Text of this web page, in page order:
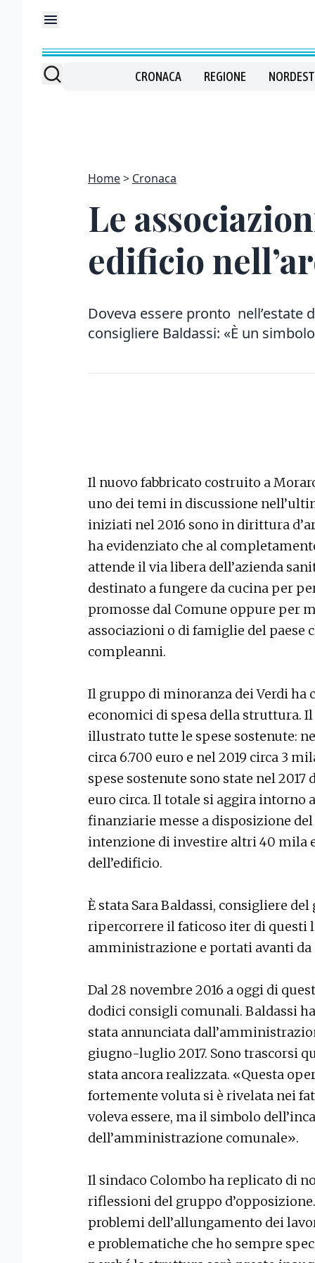
CRONACA REGIONE NORDEST
Home Cronaca
Le
edificio
Doveva essere pronto nell’estate
consigliere Baldassi: «È un
Il nuovo fabbricato costruito a
uno dei temi in discussione
iniziati nel 2016 sono in dirittura
ha evidenziato che al
attende il via libera dell’azienda
destinato a fungere da cucina per
promosse dal Comune oppure per
associazioni o di famiglie del paese
compleanni.
Il gruppo di minoranza dei Verdi ha
economici di spesa della struttura.
illustrato tutte le spese sostenute:
circa 6.700 euro e nel 2019 circa 3
spese sostenute sono state nel 2017
euro circa. Il totale si aggira intorno
finanziarie messe a disposizione
intenzione di investire altri 40 mila
dell’edificio.
È stata Sara Baldassi, consigliere
ripercorrere il faticoso iter di questi
amministrazione e portati avanti da
Dal 28 novembre 2016 a oggi di
dodici consigli comunali. Baldassi
stata annunciata
giugno-luglio 2017. Sono trascorsi
stata ancora realizzata. «Questa
fortemente voluta si è rivelata nei
voleva essere, ma il simbolo
dell’amministrazione comunale».
Il sindaco Colombo ha replicato di
riflessioni del gruppo
problemi dell’allungamento dei
e problematiche che ho sempre